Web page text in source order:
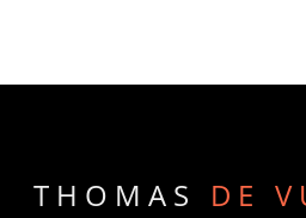
THOMAS DE